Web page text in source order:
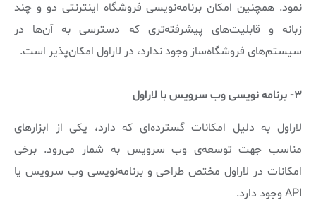
نمود. همچنین امکان برنامه‌نویسی فروشگاه اینترنتی دو و چند
زبانه و قابلیت‌های پیشرفته‌تری که دسترسی به آن‌ها در
سیستم‌های فروشگاه‌ساز وجود ندارد، در لاراول امکان‌پذیر است.
۳- برنامه نویسی وب سرویس با لاراول
لاراول به دلیل امکانات گسترده‌ای که دارد، یکی از ابزارهای
مناسب جهت توسعه‌ی وب سرویس به شمار می‌رود. برخی
امکانات در لاراول مختص طراحی و برنامه‌نویسی وب سرویس یا
API وجود دارد.